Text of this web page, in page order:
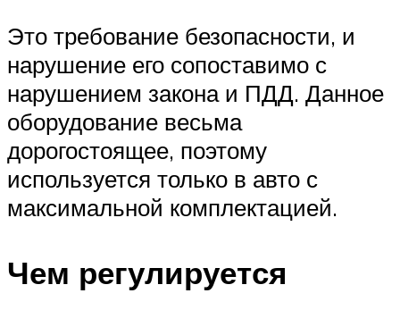
Это требование безопасности, и
нарушение его сопоставимо с
нарушением закона и ПДД. Данное
оборудование весьма
дорогостоящее, поэтому
используется только в авто с
максимальной комплектацией.
Чем регулируется